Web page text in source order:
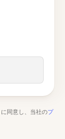
に同意し、当社のプ